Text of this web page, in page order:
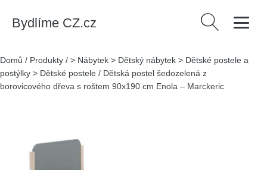
Bydlíme CZ.cz Vyhledávání
Domů / Produkty / > Nábytek > Dětský nábytek > Dětské postele a
postýlky > Dětské postele / Dětská postel šedozelená z
borovicového dřeva s roštem 90x190 cm Enola – Marckeric